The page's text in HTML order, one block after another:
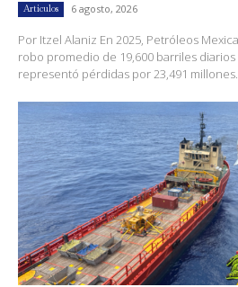
Artículos 6 agosto, 2026
Por Itzel Alaniz En 2025, Petróleos
robo promedio de 19,600 barriles
representó pérdidas por 23,491